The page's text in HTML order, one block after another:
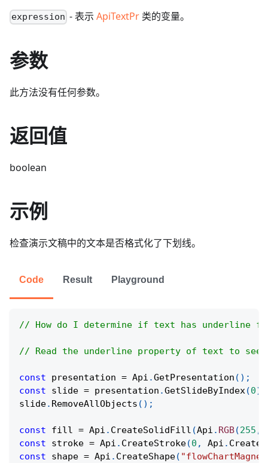
expression - 表示ApiTextPr 类的变量。
参数
此方法没有任何参数。
返回值
boolean
示例
检查演示文稿中的文本是否格式化了下划线。
Code Result Playground
// How do I determine if text has underline
// Read the underline property of text to
const presentation = Api .GetPresentation ( ) ;
const slide = presentation .GetSlideByIndex(0)
slide. RemoveAllObjects ( ) ;
const fill = Api . CreateSolidFill (Api . RGB(255 ,
const stroke = Api . CreateStroke(0 , Api .
const shape = Api . CreateShape(